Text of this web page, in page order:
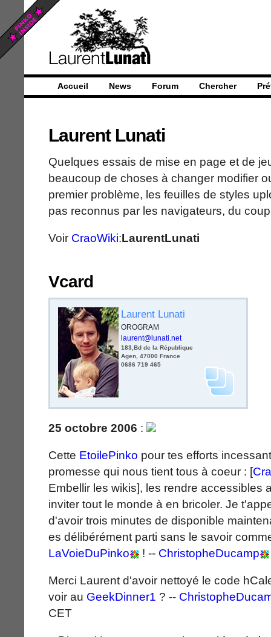
Accueil News Forum Chercher
Laurent Lunati
Quelques essais de mise en page et de
beaucoup de choses à changer modifier
premier problème, les feuilles de styles
pas reconnus par les navigateurs, du
Voir CraoWiki:LaurentLunati
Vcard
Laurent Lunati
OROGRAM
laurent@lunati.net
183,Bd de la République
Agen ,47000 France
0686 719 465
25 octobre 2006 :
Cette EtoilePinko pour tes efforts
promesse qui nous tient tous à coeur : [
Embellir les wikis], les rendre accessibles
inviter tout le monde à en bricoler. Je
d'avoir trois minutes de disponible
es délibérément parti sans le savoir
LaVoieDuPinko
! -- ChristopheDucamp
Merci Laurent d'avoir nettoyé le code
voir au GeekDinner1 ? --
CET